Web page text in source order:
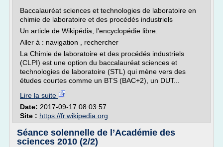
Baccalauréat sciences et technologies de laboratoire en
chimie de laboratoire et des procédés industriels
Un article de Wikipédia, l'encyclopédie libre.
Aller à : navigation , rechercher
La Chimie de laboratoire et des procédés industriels
(CLPI) est une option du baccalauréat sciences et
technologies de laboratoire (STL) qui mène vers des
études courtes comme un BTS (BAC+2), un DUT...
Lire la suite
Date: 2017-09-17 08:03:57
Site : https://fr.wikipedia.org
Séance solennelle de l’Académie des
sciences 2010 (2/2)